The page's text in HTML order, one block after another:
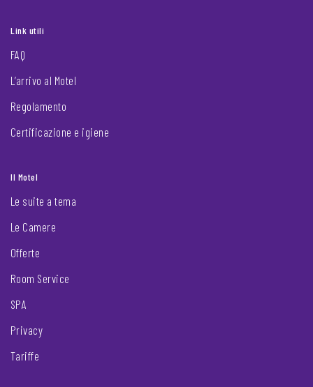
Link utili
FAQ
L’arrivo al Motel
Regolamento
Certificazione e igiene
Il Motel
Le suite a tema
Le Camere
Offerte
Room Service
SPA
Privacy
Tariffe